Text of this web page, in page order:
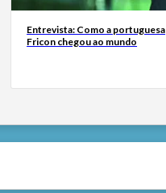
Entrevista: Como a portuguesa
Fricon chegou ao mundo